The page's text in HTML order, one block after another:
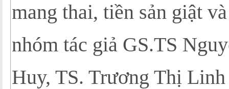
mang thai, tiền sản giật
nhóm tác giả GS.TS
Huy, TS. Trương Thị